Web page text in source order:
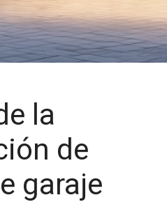
la
de
garaje